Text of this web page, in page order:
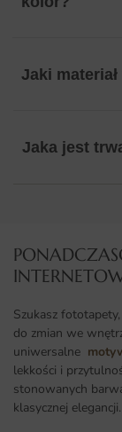
Jaki
Jaka jest
Szukasz
do zmian we
uniwersalne
lekkości i
stonowanych
klasycznej elegancji.